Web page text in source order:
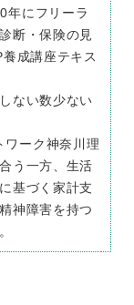
年にフリーラ
断・保険の見
成講座テキス
ない数少ない
ワーク神奈川理
う一方、生活
基づく家計支
神障害を持つ